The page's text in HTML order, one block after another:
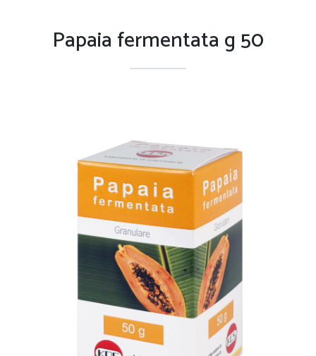
Papaia fermentata g 50